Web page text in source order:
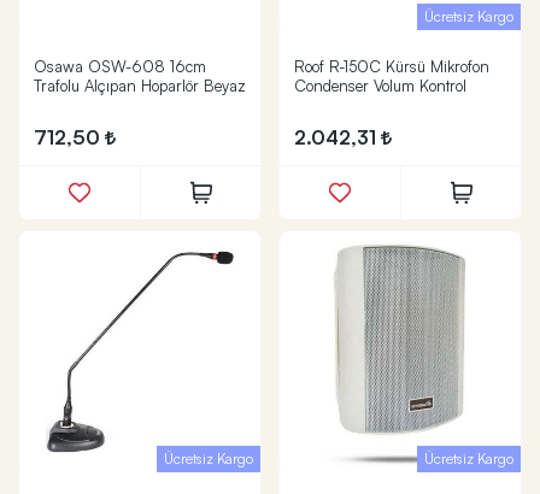
Osawa OSW-608 16cm
Trafolu Alçıpan Hoparlör Beyaz
712,50
Ücretsiz Kargo
Roof R-150C Kürsü Mikrofon
Condenser Volum Kontrol
2.042,31
Ücretsiz Kargo Ücretsiz Kargo